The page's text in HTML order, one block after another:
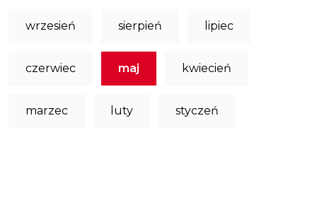
wrzesień sierpień lipiec
czerwiec maj kwiecień
marzec luty styczeń